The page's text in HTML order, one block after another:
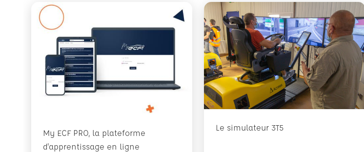
My ECF PRO, la plateforme
d'apprentissage en ligne
Le simulateur 3T5